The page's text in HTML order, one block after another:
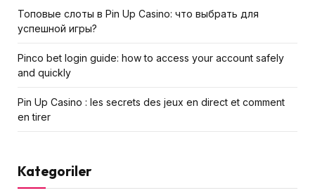
Топовые слоты в Pin Up Casino: что выбрать для
успешной игры?
Pinco bet login guide: how to access your account safely
and quickly
Pin Up Casino : les secrets des jeux en direct et comment
en tirer
Kategoriler